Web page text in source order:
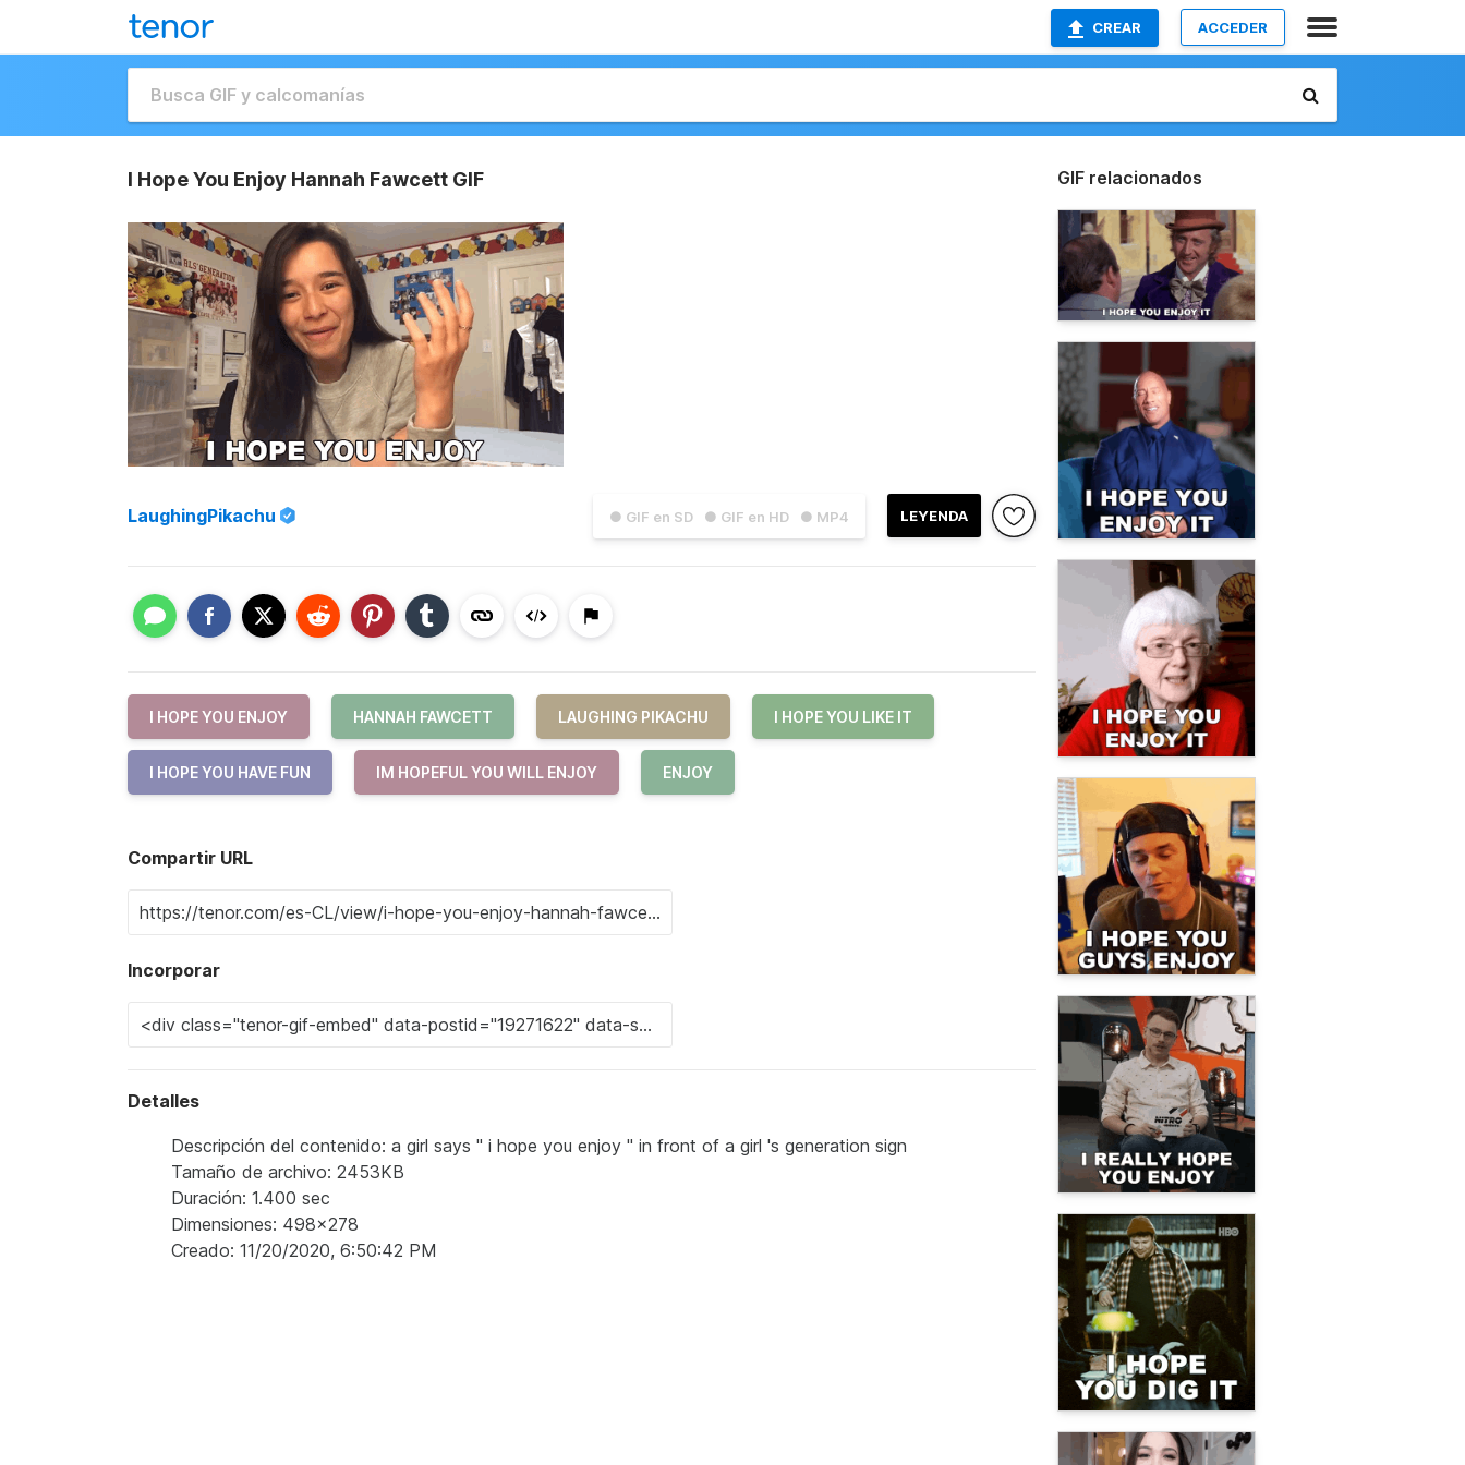
CREAR ACCEDER
I Hope You Enjoy Hannah Fawcett GIF
● GIF en SD ● GIF en HD ● MP4 LEYENDA
LaughingPikachu
I HOPE YOU ENJOY HANNAH FAWCETT LAUGHING PIKACHU I HOPE YOU LIKE IT
I HOPE YOU HAVE FUN IM HOPEFUL YOU WILL ENJOY ENJOY
Compartir URL
Incorporar
Detalles
Descripción del contenido: a girl says " i hope you enjoy " in front of a girl 's generation sign
Tamaño de archivo: 2453KB
Duración: 1.400 sec
Dimensiones: 498x278
Creado: 11/20/2020, 6:50:42 PM
GIF relacionados